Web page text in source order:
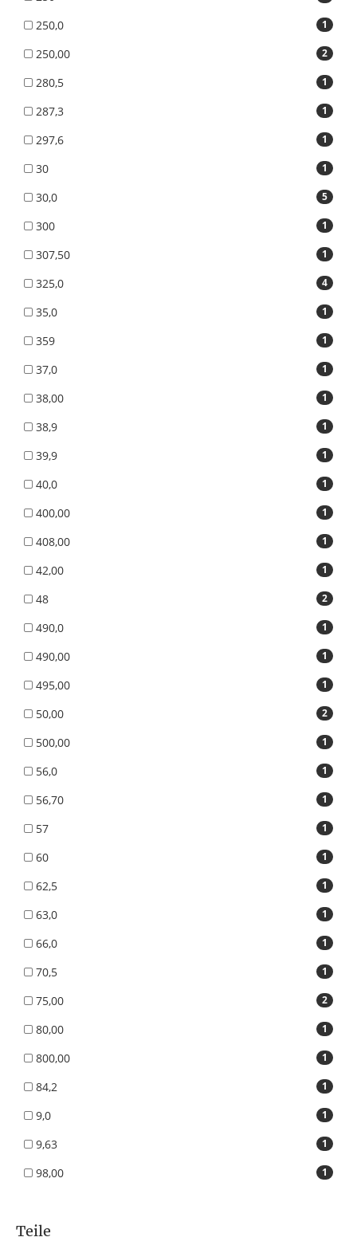
1
250,0
2
250,00
1
280,5
1
287,3
1
297,6
1
30
5
30,0
1
300
1
307,50
4
325,0
1
35,0
1
359
1
37,0
1
38,00
1
38,9
1
39,9
1
40,0
1
400,00
1
408,00
1
42,00
2
48
1
490,0
1
490,00
1
495,00
2
50,00
1
500,00
1
56,0
1
56,70
1
57
1
60
1
62,5
1
63,0
1
66,0
1
70,5
2
75,00
1
80,00
1
800,00
1
84,2
1
9,0
1
9,63
1
98,00
Teile